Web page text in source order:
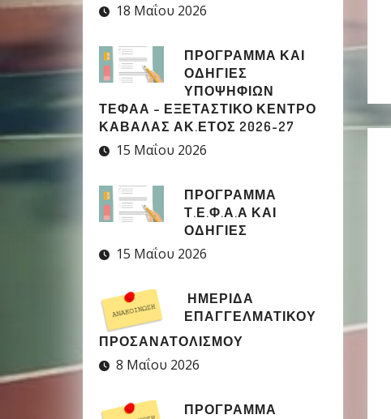
18 Μαΐου 2026
ΠΡΟΓΡΑΜΜΑ ΚΑΙ
ΟΔΗΓΙΕΣ
ΥΠΟΨΗΦΙΩΝ
ΤΕΦΑΑ – ΕΞΕΤΑΣΤΙΚΟ ΚΕΝΤΡΟ
ΚΑΒΑΛΑΣ ΑΚ.ΕΤΟΣ 2026-27
15 Μαΐου 2026
ΠΡΟΓΡΑΜΜΑ
Τ.Ε.Φ.Α.Α ΚΑΙ
ΟΔΗΓΙΕΣ
15 Μαΐου 2026
ΗΜΕΡΙΔΑ
ΕΠΑΓΓΕΛΜΑΤΙΚΟΥ
ΠΡΟΣΑΝΑΤΟΛΙΣΜΟΥ
8 Μαΐου 2026
ΠΡΟΓΡΑΜΜΑ